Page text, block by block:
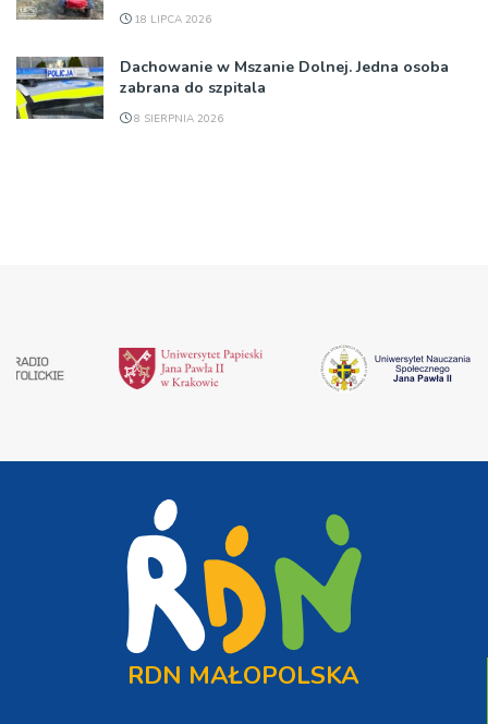
18 LIPCA 2026
Dachowanie w Mszanie Dolnej. Jedna osoba
zabrana do szpitala
8 SIERPNIA 2026
RDN MAŁOPOLSKA